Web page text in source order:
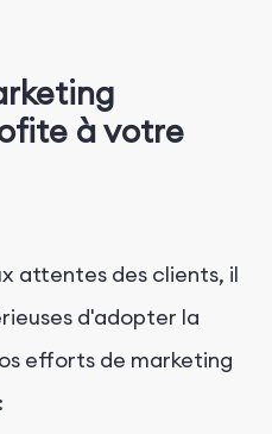
à votre
attentes des clients, il
d'adopter la
efforts de marketing